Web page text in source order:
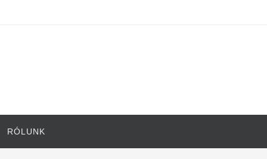
RÓLUNK